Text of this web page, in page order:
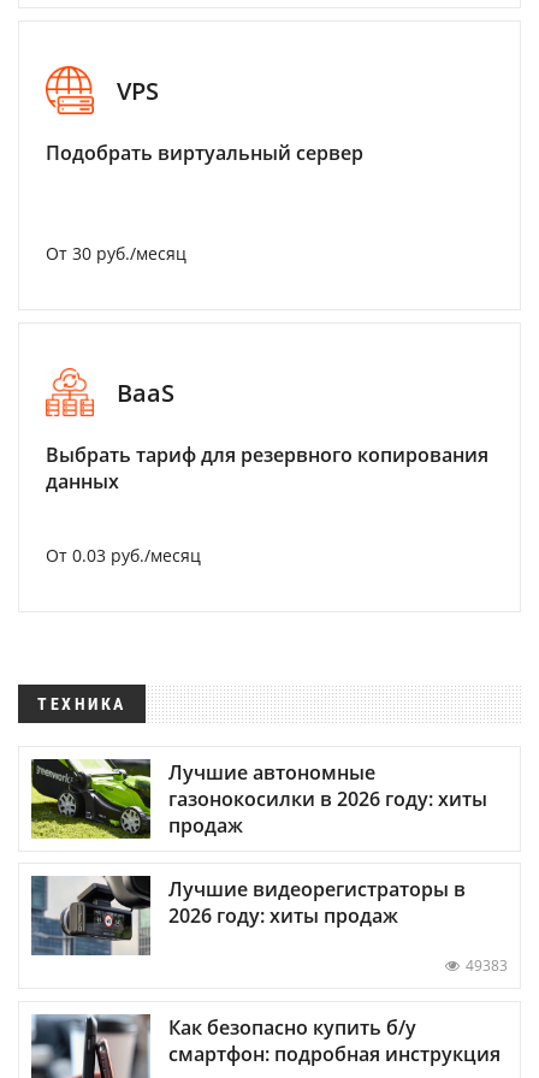
VPS
Подобрать виртуальный сервер
От 30 руб./месяц
BaaS
Выбрать тариф для резервного копирования
данных
От 0.03 руб./месяц
ТЕХНИКА
Лучшие автономные
газонокосилки в 2026 году: хиты
продаж
Лучшие видеорегистраторы в
2026 году: хиты продаж
49383
Как безопасно купить б/у
смартфон: подробная инструкция